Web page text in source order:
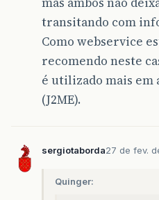
transitando com
Como webservice
recomendo neste
é utilizado mais em
(J2ME).
sergiotaborda27 de fev.
Quinger: